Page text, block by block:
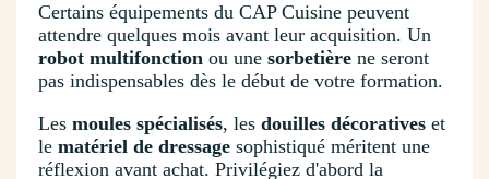
Certains équipements du CAP Cuisine peuvent
attendre quelques mois avant leur acquisition. Un
robot multifonction ou une sorbetière ne seront
pas indispensables dès le début de votre formation.
Les moules spécialisés, les douilles décoratives et
le matériel de dressage sophistiqué méritent une
réflexion avant achat. Privilégiez d'abord la